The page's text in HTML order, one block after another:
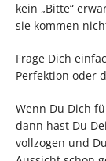
kein „Bitte“
sie kommen
Frage Dich
Perfektion oder
Wenn Du Dich
dann hast Du
vollzogen und